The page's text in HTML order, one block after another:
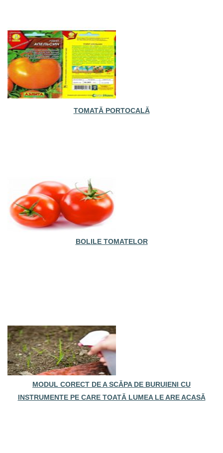
TOMATĂ PORTOCALĂ
BOLILE TOMATELOR
MODUL CORECT DE A SCĂPA DE BURUIENI CU
INSTRUMENTE PE CARE TOATĂ LUMEA LE ARE ACASĂ